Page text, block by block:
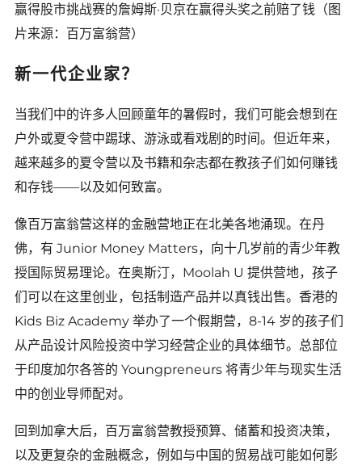
赢得股市挑战赛的詹姆斯·贝京在赢得头奖之前赔了钱（图
片来源：百万富翁营）
新一代企业家？
当我们中的许多人回顾童年的暑假时，我们可能会想到在
户外或夏令营中踢球、游泳或看戏剧的时间。但近年来，
越来越多的夏令营以及书籍和杂志都在教孩子们如何赚钱
和存钱——以及如何致富。
像百万富翁营这样的金融营地正在北美各地涌现。在丹
佛，有 Junior Money Matters，向十几岁前的青少年教
授国际贸易理论。在奥斯汀，Moolah U 提供营地，孩子
们可以在这里创业，包括制造产品并以真钱出售。香港的
Kids Biz Academy 举办了一个假期营，8-14 岁的孩子们
从产品设计风险投资中学习经营企业的具体细节。总部位
于印度加尔各答的 Youngpreneurs 将青少年与现实生活
中的创业导师配对。
回到加拿大后，百万富翁营教授预算、储蓄和投资决策，
以及更复杂的金融概念，例如与中国的贸易战可能如何影